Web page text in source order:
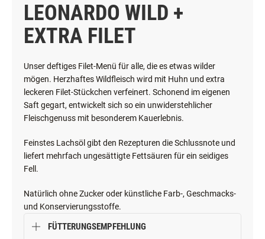
LEONARDO WILD +
EXTRA FILET
Unser deftiges Filet-Menü für alle, die es etwas wilder
mögen. Herzhaftes Wildfleisch wird mit Huhn und extra
leckeren Filet-Stückchen verfeinert. Schonend im eigenen
Saft gegart, entwickelt sich so ein unwiderstehlicher
Fleischgenuss mit besonderem Kauerlebnis.
Feinstes Lachsöl gibt den Rezepturen die Schlussnote und
liefert mehrfach ungesättigte Fettsäuren für ein seidiges
Fell.
Natürlich ohne Zucker oder künstliche Farb-, Geschmacks-
und Konservierungsstoffe.
FÜTTERUNGSEMPFEHLUNG